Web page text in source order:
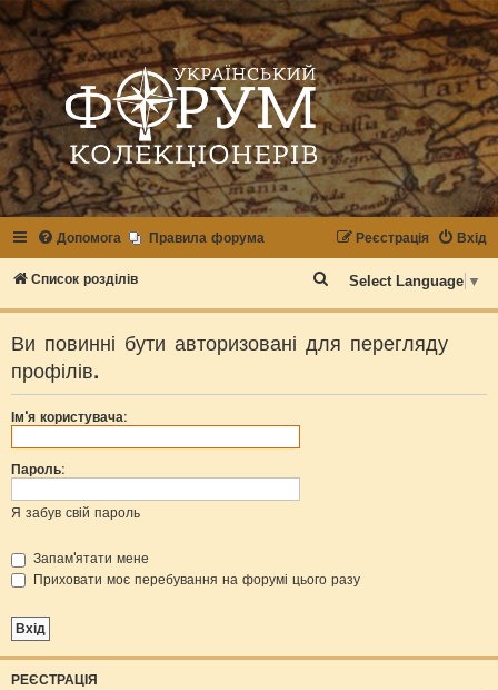
Допомога Правила форума Вхід
Реєстрація
Список розділів Select Language ▼
о
ш
к
Ви повинні бути авторизовані для перегляду
профілів.
Ім'я користувача:
Пароль:
Я забув свій пароль
Запам'ятати мене
Приховати моє перебування на форумі цього разу
РЕЄСТРАЦІЯ